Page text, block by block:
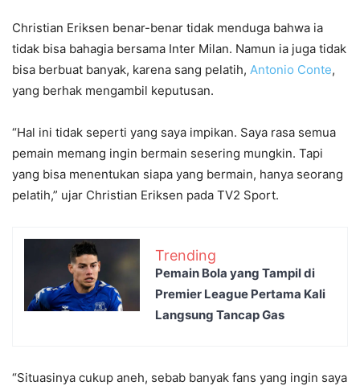
Christian Eriksen benar-benar tidak menduga bahwa ia
tidak bisa bahagia bersama Inter Milan. Namun ia juga tidak
bisa berbuat banyak, karena sang pelatih, Antonio Conte,
yang berhak mengambil keputusan.
“Hal ini tidak seperti yang saya impikan. Saya rasa semua
pemain memang ingin bermain sesering mungkin. Tapi
yang bisa menentukan siapa yang bermain, hanya seorang
pelatih,” ujar Christian Eriksen pada TV2 Sport.
Trending
Pemain Bola yang Tampil di
Premier League Pertama Kali
Langsung Tancap Gas
“Situasinya cukup aneh, sebab banyak fans yang ingin saya